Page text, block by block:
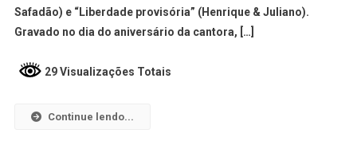
Safadão) e “Liberdade provisória” (Henrique & Juliano).
Gravado no dia do aniversário da cantora, […]
29 Visualizações Totais
Continue lendo...